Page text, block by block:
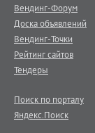
Вендинг-Форум
Доска объявлений
Вендинг-Точки
Рейтинг сайтов
Тендеры
Поиск по порталу
Яндекс.Поиск